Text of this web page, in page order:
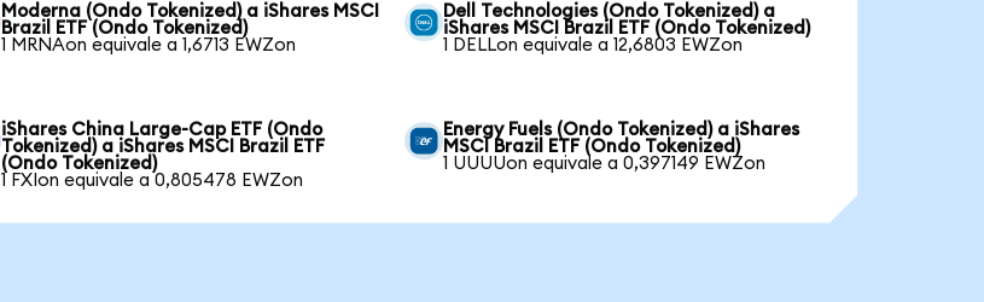
Moderna (Ondo Tokenized) a iShares MSCI
Brazil ETF (Ondo Tokenized)
1 MRNAon equivale a 1,6713 EWZon
Dell Technologies (Ondo Tokenized) a
iShares MSCI Brazil ETF (Ondo Tokenized)
1 DELLon equivale a 12,6803 EWZon
iShares China Large-Cap ETF (Ondo
Tokenized) a iShares MSCI Brazil ETF
(Ondo Tokenized)
1 FXIon equivale a 0,805478 EWZon
Energy Fuels (Ondo Tokenized) a iShares
MSCI Brazil ETF (Ondo Tokenized)
1 UUUUon equivale a 0,397149 EWZon